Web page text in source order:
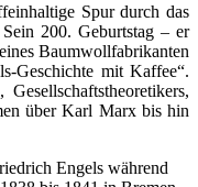
Spur durch das
200. Geburtstag – er
Baumwollfabrikanten
Geschichte mit Kaffee“.
über Karl Marx bis hin
Engels während